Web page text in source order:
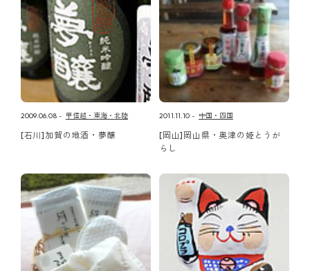
2009.06.08 甲信越・東海・北陸
[石川]加賀の地酒・夢醸
2011.11.10 中国・四国
[岡山]岡山県・奥津の姫とうが
らし